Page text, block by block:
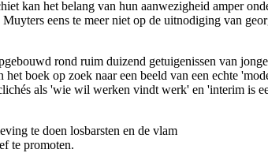
kan het belang van hun aanwezigheid amper
eens te meer niet op de uitnodiging van
rond ruim duizend getuigenissen van
boek op zoek naar een beeld van een echte
als 'wie wil werken vindt werk' en 'interim is
te doen losbarsten en de vlam
te promoten.